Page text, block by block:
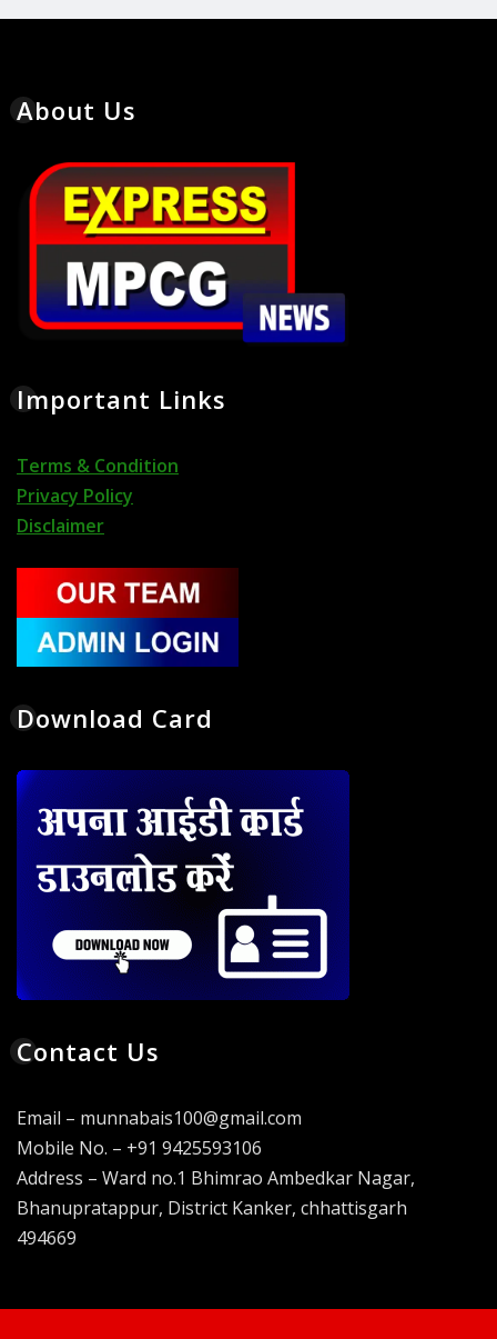
About Us
Important Links
Terms & Condition
Privacy Policy
Disclaimer
Download Card
Contact Us
Email – munnabais100@gmail.com
Mobile No. – +91 9425593106
Address – Ward no.1 Bhimrao Ambedkar Nagar,
Bhanupratappur, District Kanker, chhattisgarh
494669